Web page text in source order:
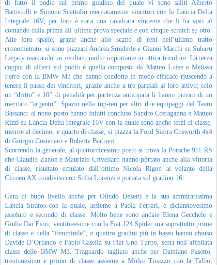
di fatto il podio sul primo gradino del quale vi sono saliti Alberto
Battistolli e Simone Scattolin meritatamente vincitori con la Lancia Delta
Integrale 16V; per loro è stata una cavalcata vincente che li ha visti al
comando dalla prima all’ultima prova speciale e con cinque scratch su otto.
Alle loro spalle, grazie anche allo scatto di reni nell’ultimo tratto
cronometrato, si sono piazzati Andrea Smiderle e Gianni Marchi su Subaru
Legacy marcando un risultato molto importante in ottica tricolore. La terza
coppia di alfieri sul podio è quella composta da Matteo Luise e Melissa
Ferro con la BMW M3 che hanno condotto in modo efficace riuscendo a
tenere il passo dei vincitori, grazie anche a tre parziali al loro attivo; solo
un “dritto” e 10” di penalità per partenza anticipata li hanno privati di un
meritato “argento”. Spazio nella top-ten per altri due equipaggi del Team
Bassano: al nono posto hanno infatti concluso Sandro Costaganna e Matteo
Rizzi su Lancia Delta Integrale 16V con la quale sono anche terzi di classe,
mentre al decimo, e quarto di classe, si piazza la Ford Sierra Cosworth 4x4
di Giorgio Costenaro e Roberta Barbieri.
Scorrendo la generale, al quattordicesimo posto si trova la Porsche 911 RS
che Claudio Zanon e Maurizio Crivellaro hanno portato anche alla vittoria
di classe, risultato emulato dall’ottimo Nicola Rigon al volante della
Citroen AX condivisa con Sofia Lorenzi e portata sul gradino 16.
Gara di buon livello anche per Olindo Deserti e la sua ammiratissima
Lancia Stratos con la quale, assieme a Paola Ferrari, è diciannovesimo
assoluto e secondo di classe. Molto bene sono andate Elena Gecchele e
Giulia Dai Fiori, ventitreesime con la Fiat 124 Spider ma soprattutto prime
di classe e della “femminile”, e quattro gradini più in basso hanno chiuso
Davide D’Orlando e Fabio Casella su Fiat Uno Turbo, sesta nell’affollata
classe delle BMW M3. Traguardo tagliato anche per Damiano Pasetto,
trentunesimo e primo di classe assieme a Mirko Tinazzo con la Talbot